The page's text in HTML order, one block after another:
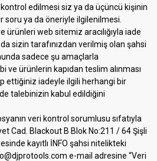
edilmesi siz ya da üçüncü kişinin
ya da öneriyle ilgilenilmesi.
ürünleri web sitemiz aracılığıyla iade
sizin tarafınızdan verilmiş olan şahsi
sadece şu amaçlarla
ve ürünlerin kapıdan teslim alınması
ettiğiniz iadeyle ilgili herhangi bir
talebinizin kabul edildiğini
veri kontrol sorumlusu sıfatıyla
Cad. Blackout B Blok No:211 / 64 Şişli
kayıtlı İNFO şahsi nitelikteki
e-mail adresine “Veri